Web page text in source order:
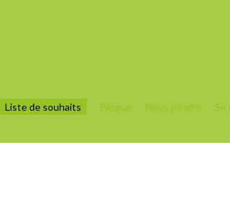
Liste de souhaits Blogue Nous joindre